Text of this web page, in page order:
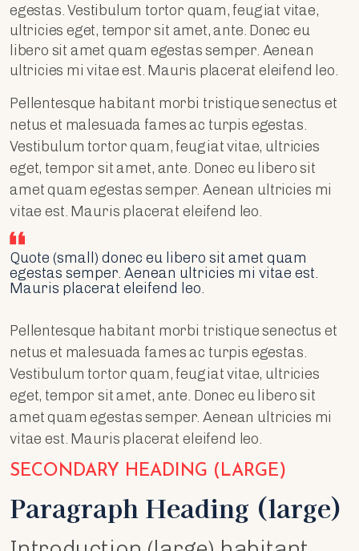
egestas. Vestibulum tortor quam, feugiat vitae,
ultricies eget, tempor sit amet, ante. Donec eu
libero sit amet quam egestas semper. Aenean
ultricies mi vitae est. Mauris placerat eleifend leo.
Pellentesque habitant morbi tristique senectus et
netus et malesuada fames ac turpis egestas.
Vestibulum tortor quam, feugiat vitae, ultricies
eget, tempor sit amet, ante. Donec eu libero sit
amet quam egestas semper. Aenean ultricies mi
vitae est. Mauris placerat eleifend leo.
Quote (small) donec eu libero sit amet quam
egestas semper. Aenean ultricies mi vitae est.
Mauris placerat eleifend leo.
Pellentesque habitant morbi tristique senectus et
netus et malesuada fames ac turpis egestas.
Vestibulum tortor quam, feugiat vitae, ultricies
eget, tempor sit amet, ante. Donec eu libero sit
amet quam egestas semper. Aenean ultricies mi
vitae est. Mauris placerat eleifend leo.
SECONDARY HEADING (LARGE)
Paragraph Heading (large)